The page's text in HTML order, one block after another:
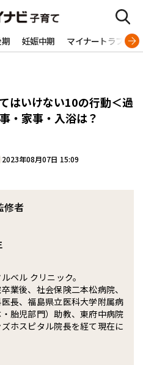
妊娠中期 マイナートラブル
はいけない10の行動＜過
・家事・入浴は？
2023年08月07日 15:09
修者
ベル クリニック。
業後、社会保険二本松病院、
長、福島県立医科大学附属病
胎児部門）助教、東府中病院
ホスピタル院長を経て現在に